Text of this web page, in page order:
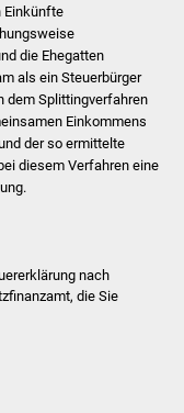
in Süßen
+
Einkünfte
die Ehegatten
als ein Steuerbürger
dem Splittingverfahren
Einkommens
der so ermittelte
diesem Verfahren eine
nach
die Sie